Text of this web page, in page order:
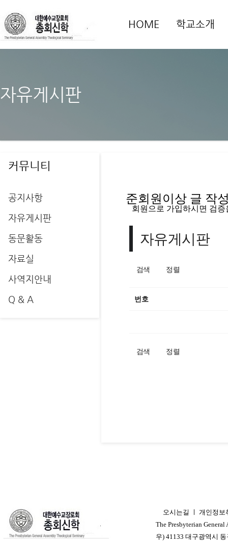
HOME 학교소개
자유게시판
커뮤니티
공지사항
자유게시판
동문활동
자료실
사역지안내
Q & A
준회원이상 글 작
회원으로 가입하시면 검
자유게시판
검색 정렬
번호
검색 정렬
오시는길 ㅣ 개인정보
The Presbyterian
우) 41133 대구광역시